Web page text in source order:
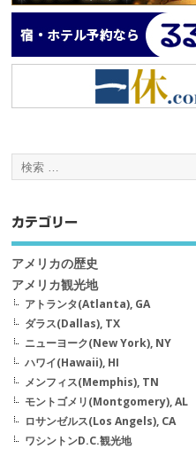
カテゴリー
アメリカの歴史
アメリカ観光地
アトランタ(Atlanta), GA
ダラス(Dallas), TX
ニューヨーク(New York), NY
ハワイ(Hawaii), HI
メンフィス(Memphis), TN
モントゴメリ(Montgomery), AL
ロサンゼルス(Los Angels), CA
ワシントンD.C.観光地